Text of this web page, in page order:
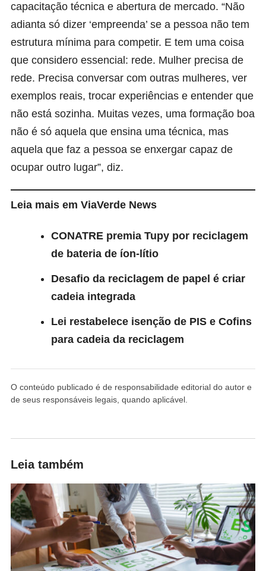
capacitação técnica e abertura de mercado. “Não
adianta só dizer ‘empreenda’ se a pessoa não tem
estrutura mínima para competir. E tem uma coisa
que considero essencial: rede. Mulher precisa de
rede. Precisa conversar com outras mulheres, ver
exemplos reais, trocar experiências e entender que
não está sozinha. Muitas vezes, uma formação boa
não é só aquela que ensina uma técnica, mas
aquela que faz a pessoa se enxergar capaz de
ocupar outro lugar”, diz.
Leia mais em ViaVerde News
CONATRE premia Tupy por reciclagem
de bateria de íon-lítio
Desafio da reciclagem de papel é criar
cadeia integrada
Lei restabelece isenção de PIS e Cofins
para cadeia da reciclagem
O conteúdo publicado é de responsabilidade editorial do autor e
de seus responsáveis legais, quando aplicável.
Leia também